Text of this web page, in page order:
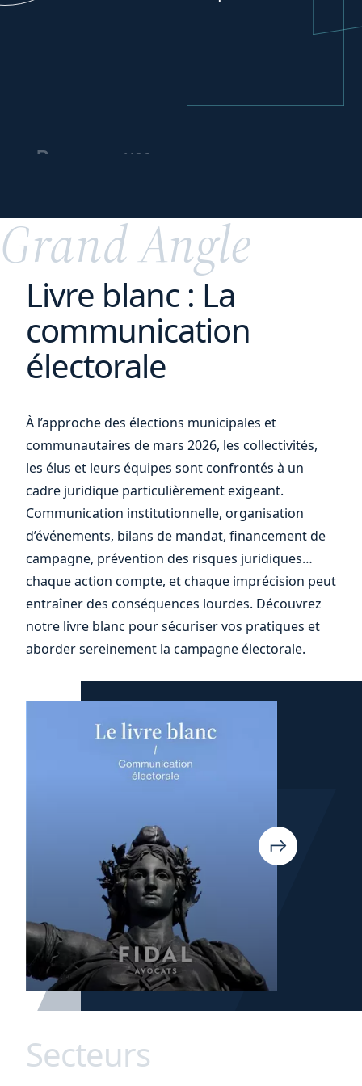
Repenser vos
ou
Grand Angle
Livre blanc : La
communication
électorale
À l’approche des élections municipales et
communautaires de mars 2026, les collectivités,
les élus et leurs équipes sont confrontés à un
cadre juridique particulièrement exigeant.
Communication institutionnelle, organisation
d’événements, bilans de mandat, financement de
campagne, prévention des risques juridiques…
chaque action compte, et chaque imprécision peut
entraîner des conséquences lourdes. Découvrez
notre livre blanc pour sécuriser vos pratiques et
aborder sereinement la campagne électorale.
Secteurs